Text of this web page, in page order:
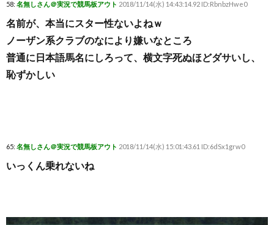
58: 名無しさん＠実況で競馬板アウト 2018/11/14(水) 14:43:14.92 ID:RbnbzHwe0
名前が、本当にスター性ないよねｗ
ノーザン系クラブのなにより嫌いなところ
普通に日本語馬名にしろって、横文字死ぬほどダサいし、
恥ずかしい
65: 名無しさん＠実況で競馬板アウト 2018/11/14(水) 15:01:43.61 ID:6dSx1grw0
いっくん乗れないね